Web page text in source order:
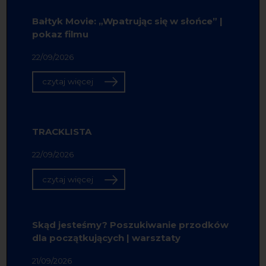
Bałtyk Movie: „Wpatrując się w słońce” |
pokaz filmu
22/09/2026
czytaj więcej
TRACKLISTA
22/09/2026
czytaj więcej
Skąd jesteśmy? Poszukiwanie przodków
dla początkujących | warsztaty
21/09/2026